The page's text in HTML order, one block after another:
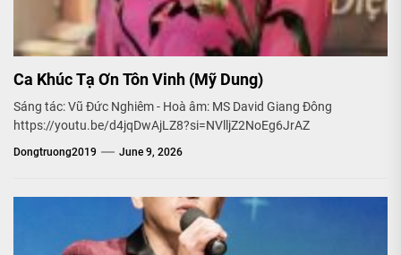
Ca Khúc Tạ Ơn Tôn Vinh (Mỹ Dung)
Sáng tác: Vũ Đức Nghiêm - Hoà âm: MS David Giang Đông
https://youtu.be/d4jqDwAjLZ8?si=NVlljZ2NoEg6JrAZ
Dongtruong2019 June 9, 2026